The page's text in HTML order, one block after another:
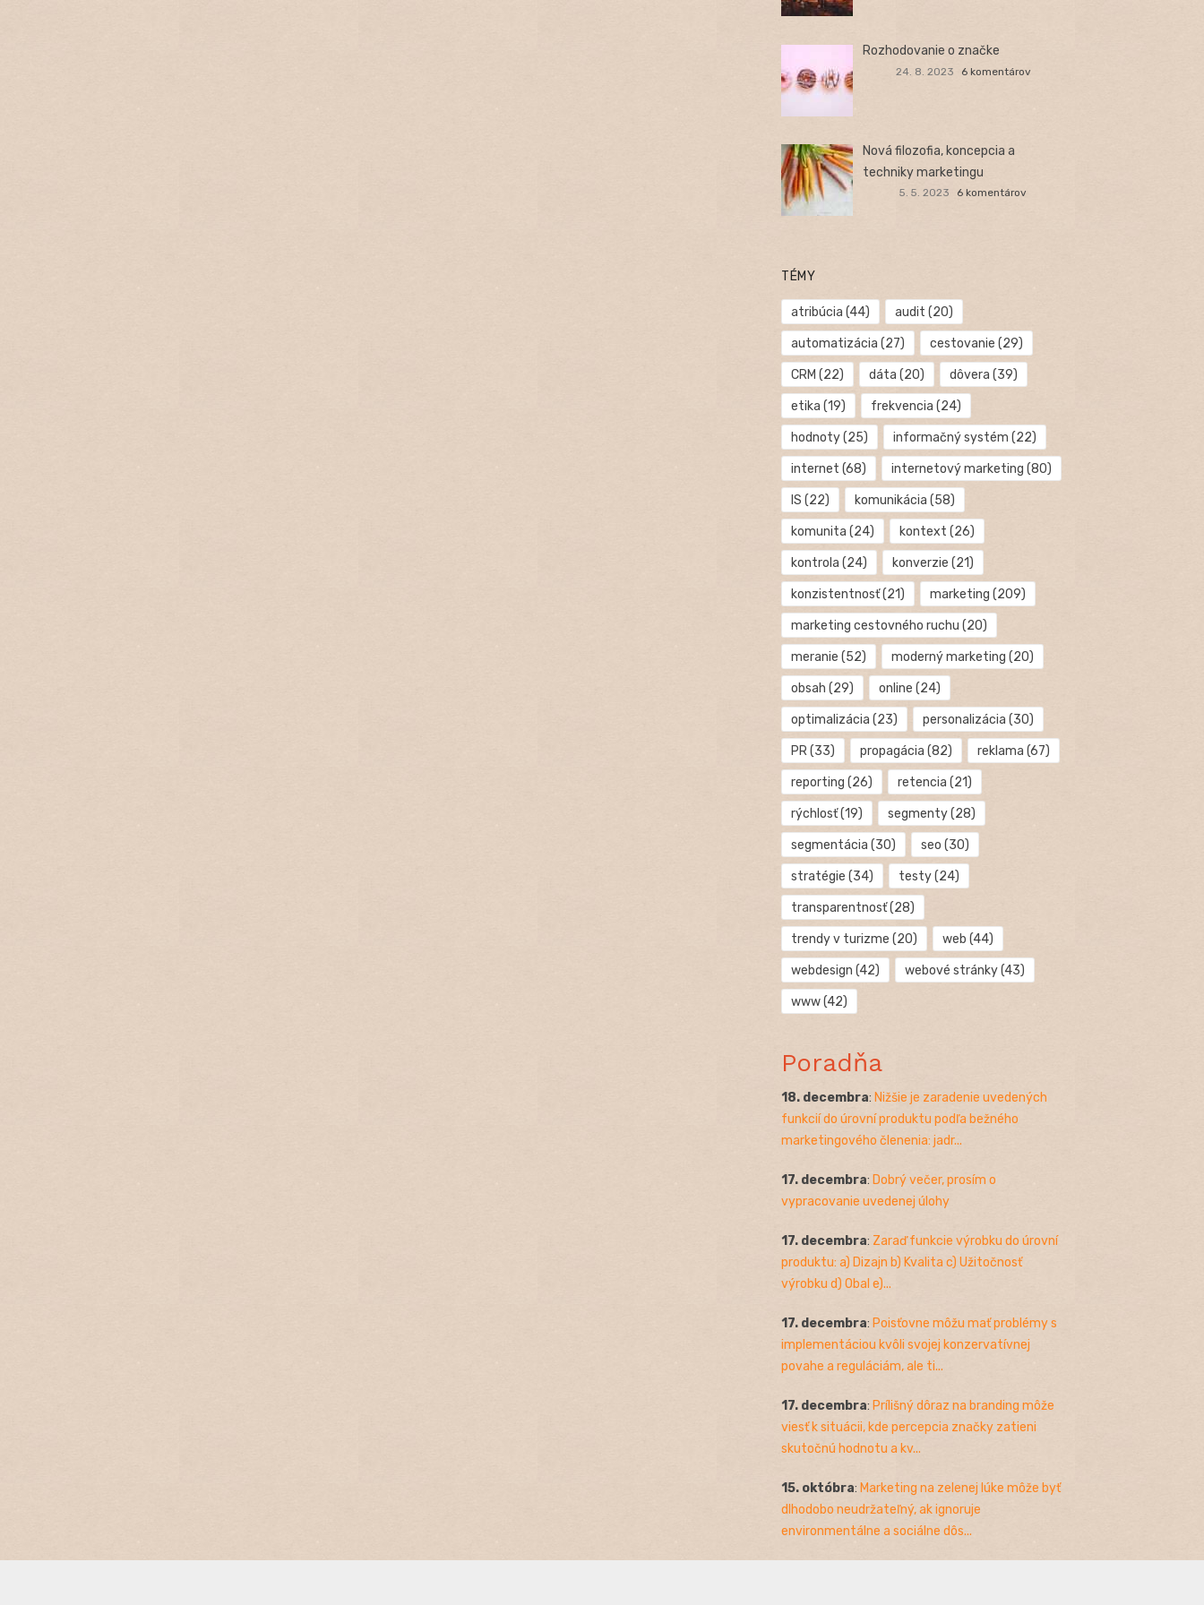
Rozhodovanie o značke
24. 8. 2023 6 komentárov
Nová filozofia, koncepcia a
techniky marketingu
5. 5. 2023 6 komentárov
TÉMY
atribúcia (44) audit (20)
automatizácia (27) cestovanie (29)
CRM (22) dáta (20) dôvera (39)
etika (19) frekvencia (24)
hodnoty(25) informačný systém (22)
internet (68) internetový marketing (80)
IS (22) komunikácia (58)
komunita (24) kontext (26)
kontrola (24) konverzie (21)
konzistentnosť(21) marketing (209)
marketing cestovného ruchu (20)
meranie (52) moderný marketing (20)
obsah (29) online (24)
optimalizácia (23) personalizácia (30)
PR(33) propagácia (82) reklama (67)
reporting (26) retencia (21)
rýchlosť(19) segmenty(28)
segmentácia (30) seo (30)
stratégie (34) testy(24)
transparentnosť(28)
trendy v turizme (20) web (44)
webdesign (42) webové stránky(43)
www(42)
Poradňa
18. decembra: Nižšie je zaradenie uvedených
funkcií do úrovní produktu podľa bežného
marketingového členenia: jadr...
17. decembra: Dobrý večer, prosím o
vypracovanie uvedenej úlohy
17. decembra: Zaraď funkcie výrobku do úrovní
produktu: a) Dizajn b) Kvalita c) Užitočnosť
výrobku d) Obal e)...
17. decembra: Poisťovne môžu mať problémy s
implementáciou kvôli svojej konzervatívnej
povahe a reguláciám, ale ti...
17. decembra: Prílišný dôraz na branding môže
viesť k situácii, kde percepcia značky zatieni
skutočnú hodnotu a kv...
15. októbra: Marketing na zelenej lúke môže byť
dlhodobo neudržateľný, ak ignoruje
environmentálne a sociálne dôs...